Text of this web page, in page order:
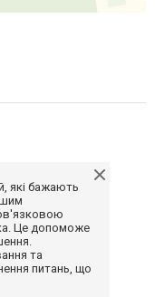
які бажають
Це допоможе
та
питань, що